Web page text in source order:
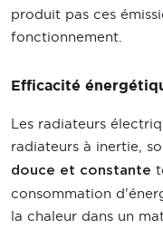
produit pas ces
fonctionnement.
Efficacité
Les radiateurs
radiateurs à inertie,
douce et constante
consommation
la chaleur dans un